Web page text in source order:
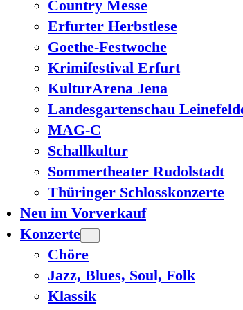
Country Messe
Erfurter Herbstlese
Goethe-Festwoche
Krimifestival Erfurt
KulturArena Jena
Landesgartenschau
MAG-C
Schallkultur
Sommertheater Rudolstadt
Thüringer Schlosskonzerte
Neu im Vorverkauf
Konzerte
Chöre
Jazz, Blues, Soul, Folk
Klassik